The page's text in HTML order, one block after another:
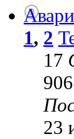
1, 2
17
23